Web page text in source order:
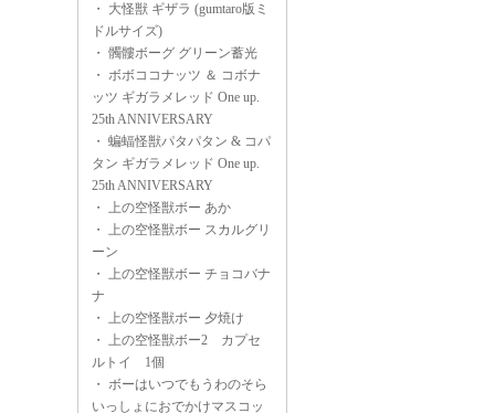
・ 大怪獣 ギザラ (gumtaro版ミ
ドルサイズ)
・ 髑髏ボーグ グリーン蓄光
・ ボボココナッツ ＆ コボナ
ッツ ギガラメレッド One up.
25th ANNIVERSARY
・ 蝙蝠怪獣パタパタン & コパ
タン ギガラメレッド One up.
25th ANNIVERSARY
・ 上の空怪獣ボー あか
・ 上の空怪獣ボー スカルグリ
ーン
・ 上の空怪獣ボー チョコバナ
ナ
・ 上の空怪獣ボー 夕焼け
・ 上の空怪獣ボー2 カプセ
ルトイ 1個
・ ボーはいつでもうわのそら
いっしょにおでかけマスコッ